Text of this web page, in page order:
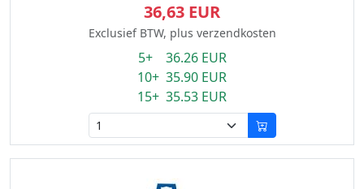
36,63 EUR
Exclusief BTW, plus verzendkosten
5+ 36.26 EUR
10+ 35.90 EUR
15+ 35.53 EUR